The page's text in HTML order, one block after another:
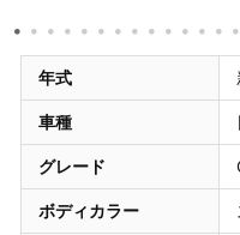
年式
車種
グレード
ボディカラー